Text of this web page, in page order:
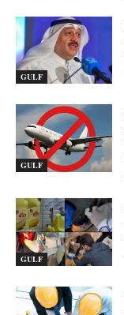
GULF
GULF
GULF